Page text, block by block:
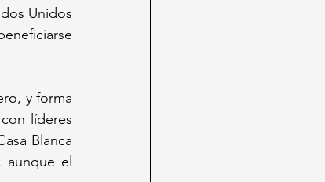
Unidos
y forma
líderes
Blanca
el